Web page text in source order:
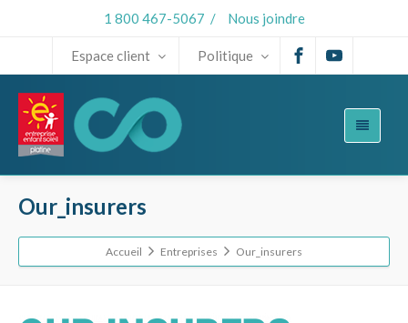
1 800 467-5067 / Nous joindre
Espace client Politique
Our_insurers
Accueil Entreprises Our_insurers